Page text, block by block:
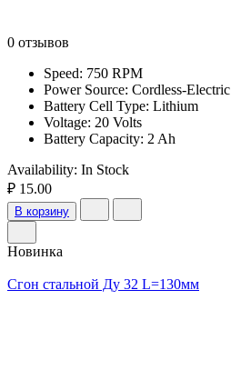
0 отзывов
Speed: 750 RPM
Power Source: Cordless-Electric
Battery Cell Type: Lithium
Voltage: 20 Volts
Battery Capacity: 2 Ah
Availability: In Stock
₽ 15.00
В корзину
Новинка
Сгон стальной Ду 32 L=130мм